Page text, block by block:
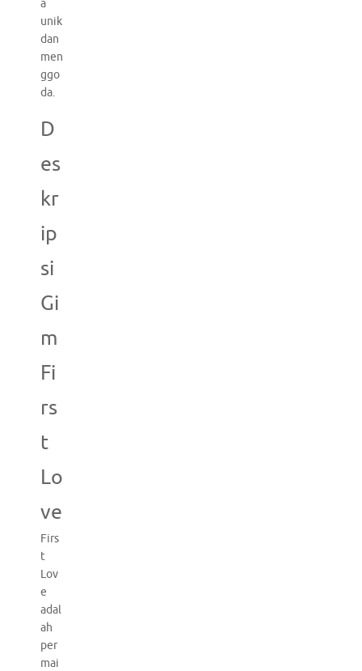
a
unik
dan
men
ggo
da.
D
es
kr
ip
si
Gi
m
Fi
rs
t
Lo
ve
Firs
t
Lov
e
adal
ah
per
mai